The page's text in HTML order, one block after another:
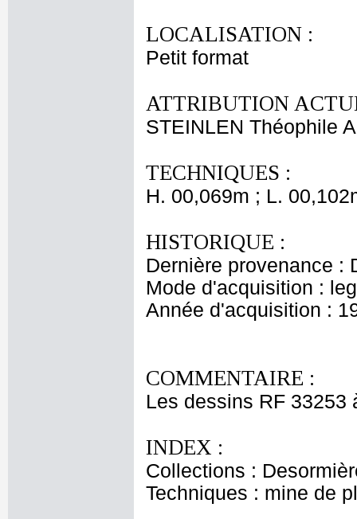
LOCALISATION :
Petit format
ATTRIBUTION
STEINLEN Théophile
TECHNIQUES :
H. 00,069m ; L.
HISTORIQUE :
Dernière provenance :
Mode d'acquisition :
Année d'acquisition :
COMMENTAIRE :
Les dessins RF 33253
INDEX :
Collections :
Techniques : mine de